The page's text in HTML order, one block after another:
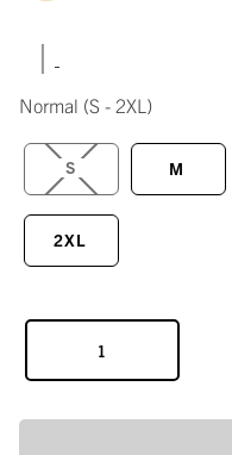
|
Normal (S - 2XL)
S M
2XL